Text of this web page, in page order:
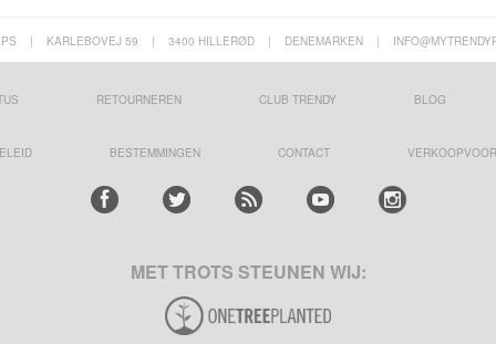
| KARLEBOVEJ 59 | 3400 HILLERØD | DENEMARKEN |
RETOURNEREN CLUB TRENDY BLOG
BESTEMMINGEN CONTACT
MET TROTS STEUNEN WIJ: